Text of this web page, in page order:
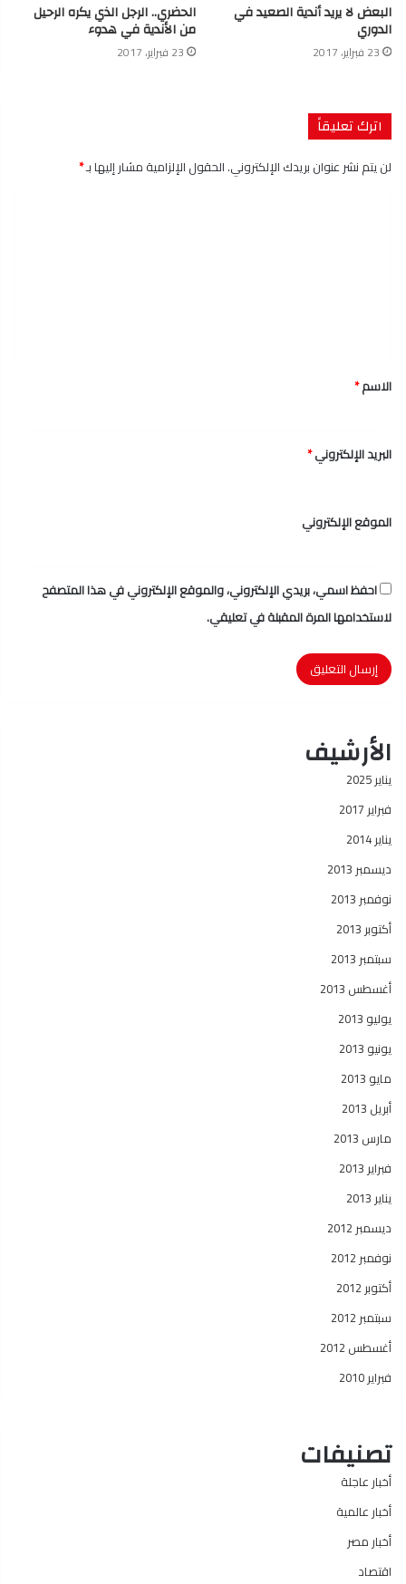
البعض لا يريد أندية الصعيد في
الدوري
23 فبراير، 2017
الحضري.. الرجل الذي يكره الرحيل
من الأندية في هدوء
23 فبراير، 2017
اترك تعليقاً
لن يتم نشر عنوان بريدك الإلكتروني.الحقول الإلزامية مشار إليها بـ*
*
الاسم*
البريد الإلكتروني*
الموقع الإلكتروني
احفظ اسمي، بريدي الإلكتروني، والموقع الإلكتروني في هذا المتصفح
لاستخدامها المرة المقبلة في تعليقي.
الأرشيف
يناير 2025
فبراير 2017
يناير 2014
ديسمبر 2013
نوفمبر 2013
أكتوبر 2013
سبتمبر 2013
أغسطس 2013
يوليو 2013
يونيو 2013
مايو 2013
أبريل 2013
مارس 2013
فبراير 2013
يناير 2013
ديسمبر 2012
نوفمبر 2012
أكتوبر 2012
سبتمبر 2012
أغسطس 2012
فبراير 2010
تصنيفات
أخبار عاجلة
أخبار عالمية
أخبار مصر
اقتصاد